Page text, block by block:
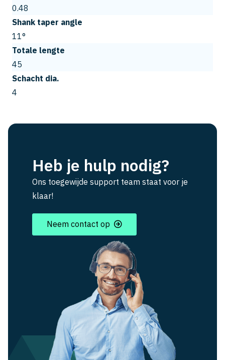
0.48
Shank taper angle
11°
Totale lengte
45
Schacht dia.
4
Heb je hulp nodig?
Ons toegewijde support team staat voor je
klaar!
Neem contact op